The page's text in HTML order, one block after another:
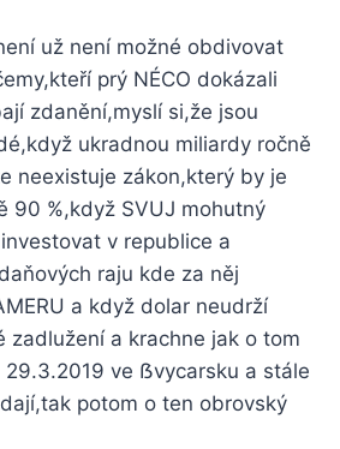
už není možné obdivovat
prý NÉCO dokázali
zdanění,myslí si,že jsou
ukradnou miliardy ročně
neexistuje zákon,který by je
90 %,když SVUJ mohutný
v republice a
raju kde za něj
a když dolar neudrží
zadlužení a krachne jak o tom
ve ẞvycarsku a stále
potom o ten obrovský